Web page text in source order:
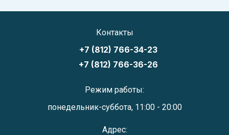
Контакты
+7 (812) 766-34-23
+7 (812) 766-36-26
Режим работы:
понедельник-суббота, 11:00 - 20:00
Адрес: